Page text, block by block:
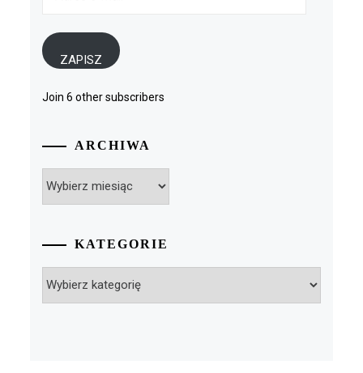
ZAPISZ
Join 6 other subscribers
ARCHIWA
KATEGORIE